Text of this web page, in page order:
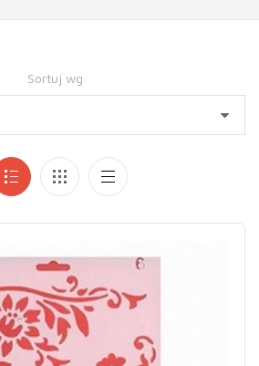
Sortuj wg